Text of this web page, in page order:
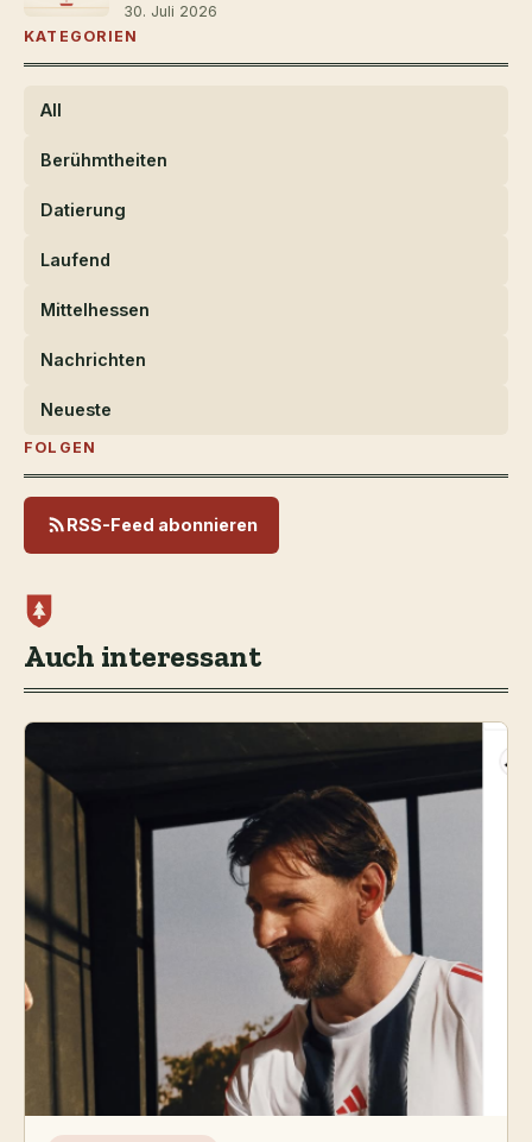
30. Juli 2026
KATEGORIEN
All
Berühmtheiten
Datierung
Laufend
Mittelhessen
Nachrichten
Neueste
FOLGEN
RSS-Feed abonnieren
Auch interessant